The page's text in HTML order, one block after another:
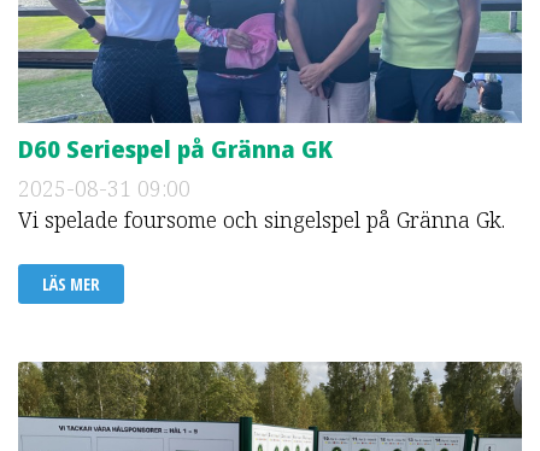
D60 Seriespel på Gränna GK
2025-08-31 09:00
Vi spelade foursome och singelspel på Gränna Gk.
LÄS MER